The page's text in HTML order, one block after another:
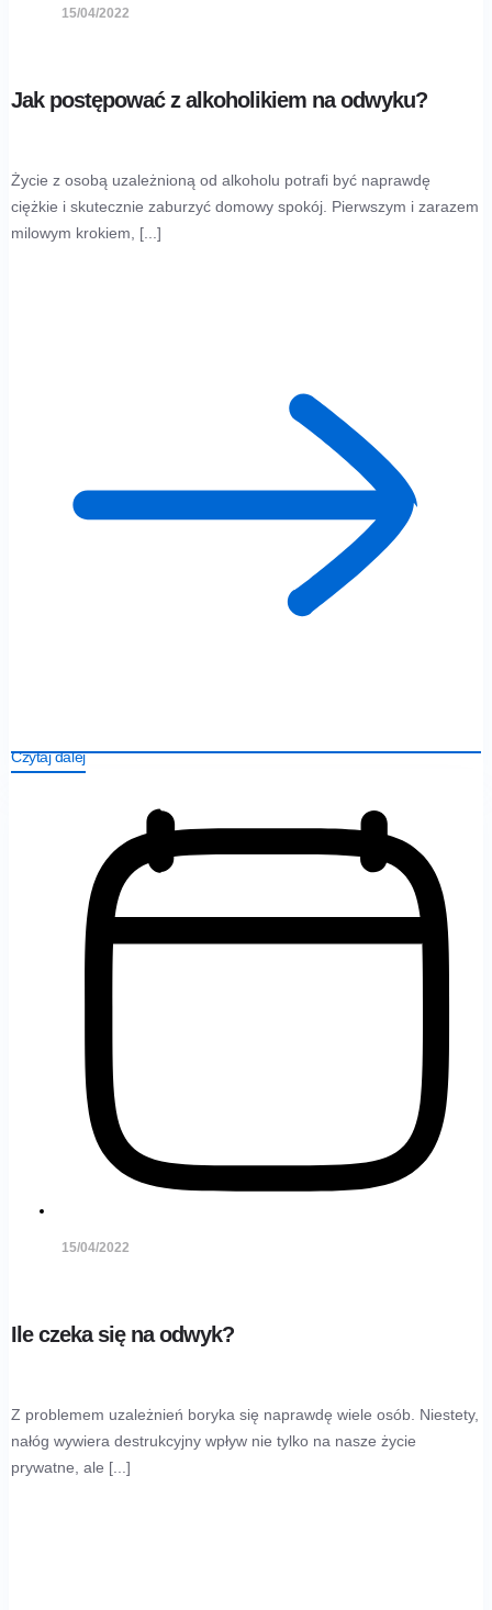
15/04/2022
Jak postępować z alkoholikiem na odwyku?
Życie z osobą uzależnioną od alkoholu potrafi być naprawdę
ciężkie i skutecznie zaburzyć domowy spokój. Pierwszym i zarazem
milowym krokiem, [...]
Czytaj dalej
15/04/2022
Ile czeka się na odwyk?
Z problemem uzależnień boryka się naprawdę wiele osób. Niestety,
nałóg wywiera destrukcyjny wpływ nie tylko na nasze życie
prywatne, ale [...]